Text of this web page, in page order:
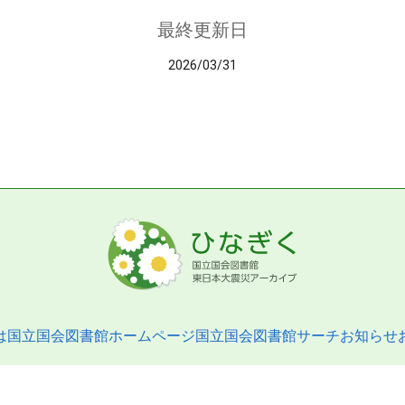
最終更新日
2026/03/31
国立国会図書館ホームページ国立国会図書館サーチお知らせ